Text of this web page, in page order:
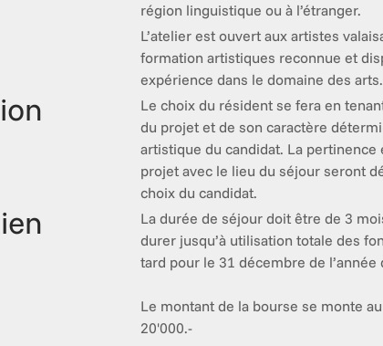
région linguistique ou à l’étranger.
L’atelier est ouvert aux artistes
formation artistiques reconnue et
expérience dans le domaine des arts.
Le choix du résident se fera en
du projet et de son caractère
artistique du candidat. La pertinence
projet avec le lieu du séjour seront
choix du candidat.
La durée de séjour doit être de 3
durer jusqu’à utilisation totale des
tard pour le 31 décembre de l’année
Le montant de la bourse se monte
20'000.-